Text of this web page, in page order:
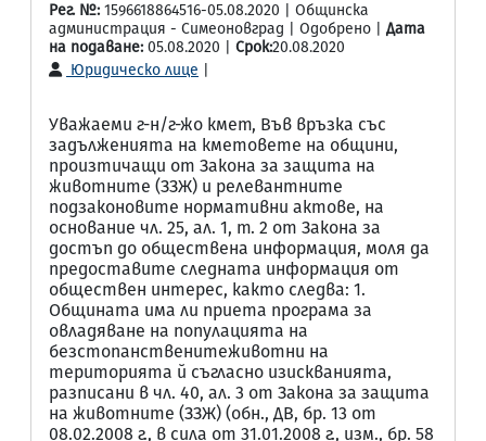
Рег. №: 1596618864516-05.08.2020 | Общинска
администрация - Симеоновград | Одобрено | Дата
на подаване: 05.08.2020 | Срок:20.08.2020
Юридическо лице
Уважаеми г-н/г-жо кмет, Във връзка със
задълженията на кметовете на общини,
произтичащи от Закона за защита на
животните (ЗЗЖ) и релевантните
подзаконовите нормативни актове, на
основание чл. 25, ал. 1, т. 2 от Закона за
достъп до обществена информация, моля да
предоставите следната информация от
обществен интерес, както следва: 1.
Общината има ли приета програма за
овладяване на популацията на
безстопанственитеживотни на
територията й съгласно изискванията,
разписани в чл. 40, ал. 3 от Закона за защита
на животните (ЗЗЖ) (обн., ДВ, бр. 13 от
08.02.2008 г., в сила от 31.01.2008 г., изм., бр. 58